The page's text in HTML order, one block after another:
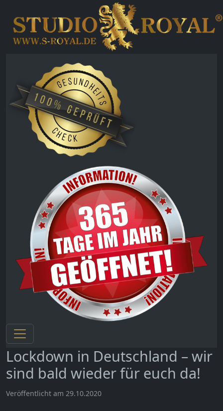
Lockdown in Deutschland – wir
sind bald wieder für euch da!
Veröffentlicht am 29.10.2020